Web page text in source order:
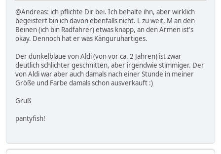
@Andreas: ich pflichte Dir bei. Ich behalte ihn, aber wirklich
begeistert bin ich davon ebenfalls nicht. L zu weit, M an den
Beinen (ich bin Radfahrer) etwas knapp, an den Armen ist's
okay. Dennoch hat er was Känguruhartiges.
Der dunkelblaue von Aldi (von vor ca. 2 Jahren) ist zwar
deutlich schlichter geschnitten, aber irgendwie stimmiger. Der
von Aldi war aber auch damals nach einer Stunde in meiner
Größe und Farbe damals schon ausverkauft :)
Gruß
pantyfish!